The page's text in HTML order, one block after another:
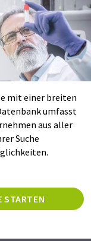
mit einer breiten
umfasst
aus aller
Suche
STARTEN